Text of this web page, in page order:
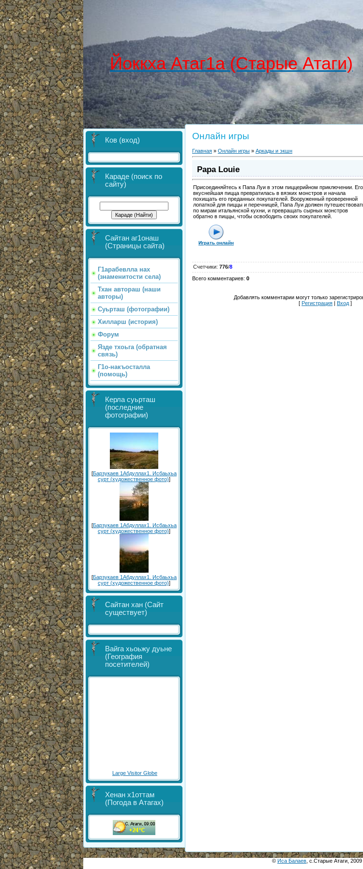
Йоккха Атаг1а (Старые Атаги)
Ков (вход)
Караде (поиск по
сайту)
Сайтан аг1онаш
(Страницы сайта)
Г1арабевлла нах
(знаменитости села)
Тхан автораш (наши
авторы)
Суьрташ (фотографии)
Хилларш (история)
Форум
Язде тхоьга (обратная
связь)
Г1о-накъосталла
(помощь)
Керла суьрташ
(последние
фотографии)
[Барзукаев 1Абдуллах1. Исбаьхьа
сурт (художественное фото)]
[Барзукаев 1Абдуллах1. Исбаьхьа
сурт (художественное фото)]
[Барзукаев 1Абдуллах1. Исбаьхьа
сурт (художественное фото)]
Сайтан хан (Сайт
существует)
Вайга хьоьжу дуьне
(География
посетителей)
Large Visitor Globe
Хенан х1оттам
(Погода в Атагах)
Онлайн игры
Главная » Онлайн игры » Аркады и экшн
Papa Louie
Присоединяйтесь к Папа Луи в этом пиццерийном приключении. Его
вкуснейшая пицца превратилась в вязких монстров и начала
похищать его преданных покупателей. Вооруженный проверенной
лопаткой для пиццы и перечницей, Папа Луи должен
по мирам итальянской кухни, и превращать сырных монстров
обратно в пиццы, чтобы освободить своих покупателей.
Играть онлайн
Счетчики: 776/8
Всего комментариев: 0
Добавлять комментарии могут только
[ Регистрация | Вход ]
© Иса Балаев , с.Старые Атаги,